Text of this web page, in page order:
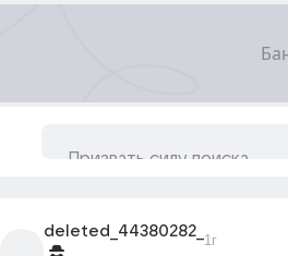
deleted_44380282_
1г